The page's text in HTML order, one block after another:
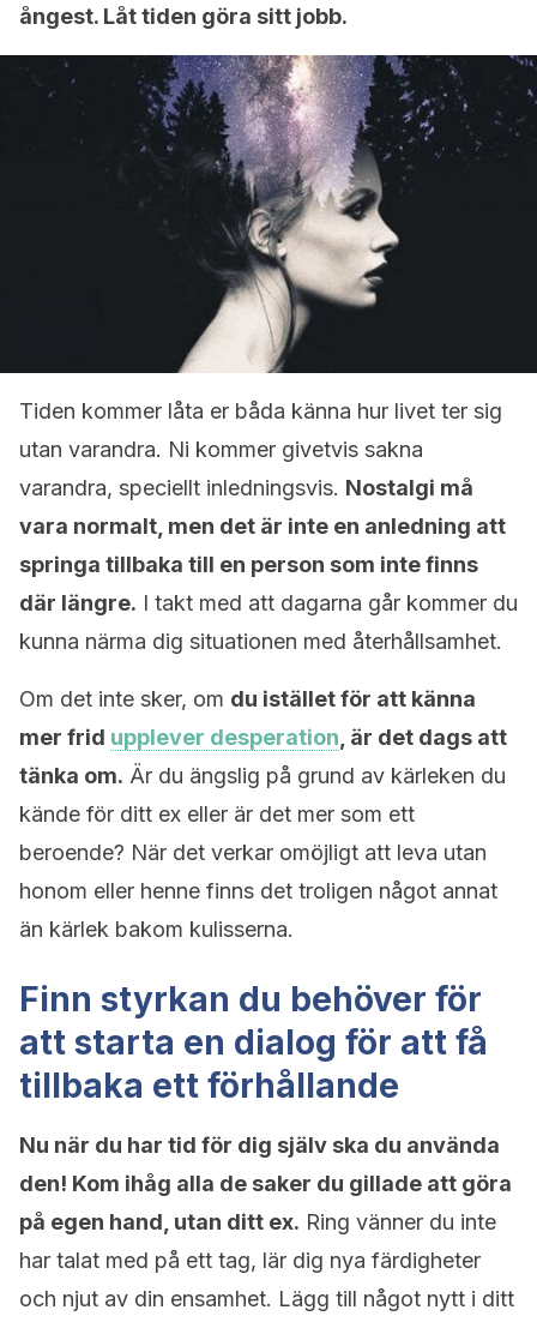
ångest. Låt tiden göra sitt jobb.
Tiden kommer låta er båda känna hur livet ter sig
utan varandra. Ni kommer givetvis sakna
varandra, speciellt inledningsvis. Nostalgi må
vara normalt, men det är inte en anledning att
springa tillbaka till en person som inte finns
där längre. I takt med att dagarna går kommer du
kunna närma dig situationen med återhållsamhet.
Om det inte sker, om du istället för att känna
mer frid upplever desperation , är det dags att
tänka om. Är du ängslig på grund av kärleken du
kände för ditt ex eller är det mer som ett
beroende? När det verkar omöjligt att leva utan
honom eller henne finns det troligen något annat
än kärlek bakom kulisserna.
Finn styrkan du behöver för
att starta en dialog för att få
tillbaka ett förhållande
Nu när du har tid för dig själv ska du använda
den! Kom ihåg alla de saker du gillade att göra
på egen hand, utan ditt ex. Ring vänner du inte
har talat med på ett tag, lär dig nya färdigheter
och njut av din ensamhet. Lägg till något nytt i ditt